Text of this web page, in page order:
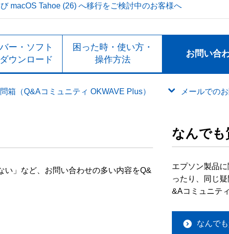
macOS Tahoe (26) へ移行をご検討中のお客様へ
ー・ソフト
ウンロード
困った時・使い方・
操作方法
お問い合
箱（Q&Aコミュニティ OKWAVE Plus） メールでの
い」など、お問い合わせの多い内容をQ&
なんでも
エプソン製品
ったり、同じ
&Aコミュニテ
なんで